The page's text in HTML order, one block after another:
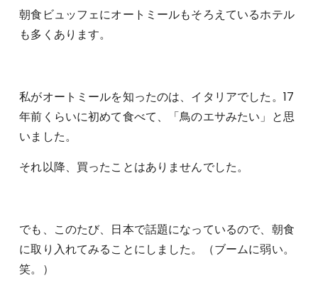
朝食ビュッフェにオートミールもそろえているホテル
も多くあります。
私がオートミールを知ったのは、イタリアでした。17
年前くらいに初めて食べて、「鳥のエサみたい」と思
いました。
それ以降、買ったことはありませんでした。
でも、このたび、日本で話題になっているので、朝食
に取り入れてみることにしました。（ブームに弱い。
笑。）